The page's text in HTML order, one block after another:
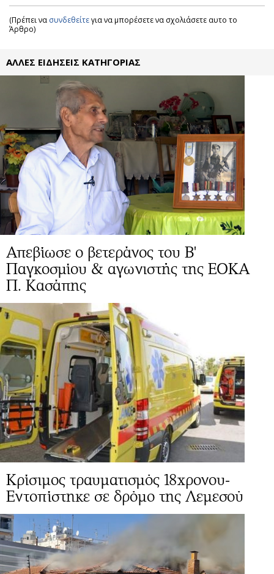
(Πρέπει να συνδεθείτεγια να μπορέσετε να σχολιάσετε αυτο το
Άρθρο)
ΑΛΛΕΣ ΕΙΔΗΣΕΙΣ ΚΑΤΗΓΟΡΙΑΣ
Απεβίωσε ο βετεράνος του Β'
Παγκοσμίου & αγωνιστής της ΕΟΚΑ
Π. Κασάπης
Κρίσιμος τραυματισμός 18χρονου-
Εντοπίστηκε σε δρόμο της Λεμεσού